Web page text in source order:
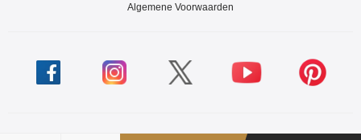
Algemene Voorwaarden